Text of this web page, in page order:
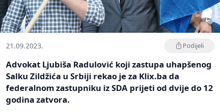
21.09.2023. Podijeli
Advokat Ljubiša Radulović koji zastupa uhapšenog
Salku Zildžića u Srbiji rekao je za Klix.ba da
federalnom zastupniku iz SDA prijeti od dvije do 12
godina zatvora.